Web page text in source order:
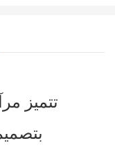
تتميز